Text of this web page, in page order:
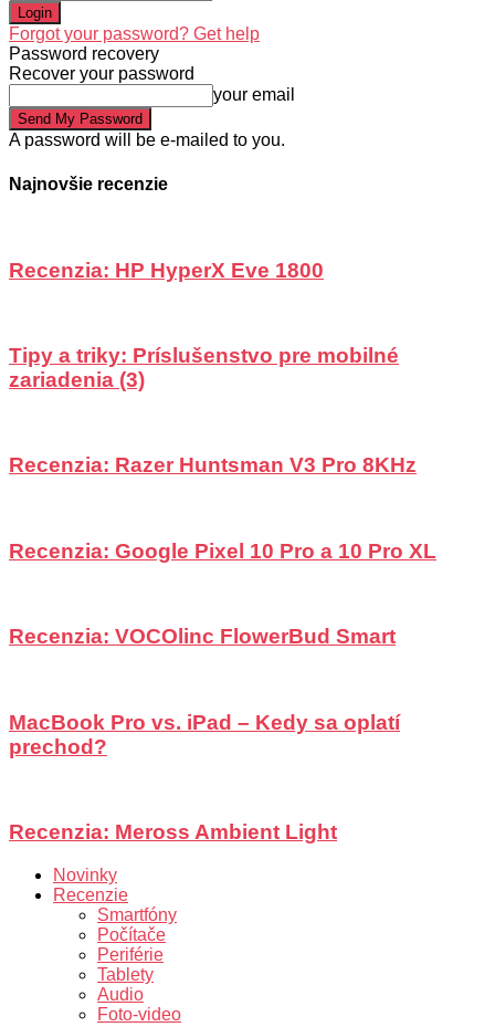
Forgot your password? Get help
Password recovery
Recover your password
your email
A password will be e-mailed to you.
Najnovšie recenzie
Recenzia: HP HyperX Eve 1800
Tipy a triky: Príslušenstvo pre mobilné
zariadenia (3)
Recenzia: Razer Huntsman V3 Pro 8KHz
Recenzia: Google Pixel 10 Pro a 10 Pro XL
Recenzia: VOCOlinc FlowerBud Smart
MacBook Pro vs. iPad – Kedy sa oplatí
prechod?
Recenzia: Meross Ambient Light
Novinky
Recenzie
Smartfóny
Počítače
Periférie
Tablety
Audio
Foto-video